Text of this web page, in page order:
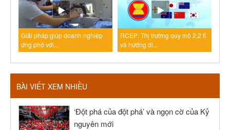
Giải pháp giúp doanh nghiệp
ứng phó với...
RCEP: Thị trường quy mô 2,2 tỉ
và hướng đi...
BÀI VIẾT XEM NHIỀU
‘Đột phá của đột phá’ và ngọn cờ của Kỷ
nguyên mới